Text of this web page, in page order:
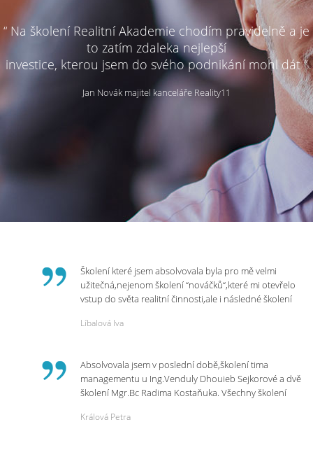
“ Na školení Realitní Akademie chodím pravidelně a je
to zatím zdaleka nejlepší
investice, kterou jsem do svého podnikání mohl dát ”
Jan Novák majitel kanceláře Reality11
Školení které jsem absolvovala byla pro mě velmi
užitečná,nejenom školení “nováčků“,které mi otevřelo
vstup do světa realitní činnosti,ale i následné školení
p.Vendulce která s nesmírnou lidskostí,přesto
potřebná školení,která Realitní Akademie umožňuje.
Líbalová Iva
Absolvovala jsem v poslední době,školení tima
managementu u Ing.Venduly Dhouieb Sejkorové a dvě
školení Mgr.Bc Radima Kostaňuka. Všechny školení
práci a na život.
Králová Petra